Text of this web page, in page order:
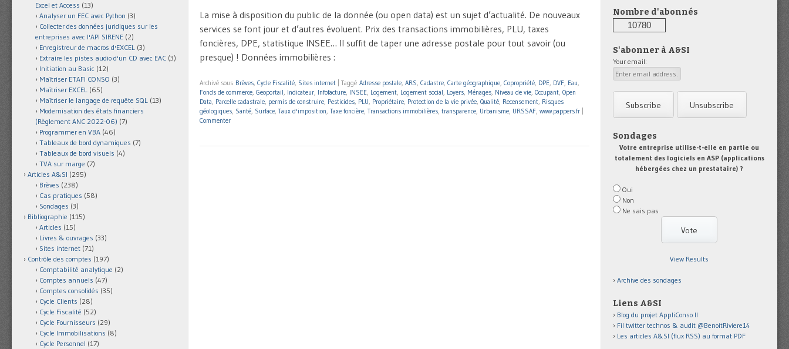
La mise à disposition du public de la donnée (ou open data) est un sujet d’actualité. De nouveaux
services se font jour et d’autres évoluent. Prix des transactions immobilières, PLU, taxes
foncières, DPE, statistique INSEE… Il suffit de taper une adresse postale pour tout savoir (ou
presque) ! Données immobilières :
Archivé sous Brèves, Cycle Fiscalité, Sites internet Taggé Adresse postale, ARS, Cadastre, Carte géographique, Copropriété, DPE, DVF, Eau,
Fonds de commerce, Geoportail, Indicateur, Infofacture, INSEE, Logement, Logement social, Loyers, Ménages, Niveau de vie, Occupant, Open
Data, Parcelle cadastrale, permis de construire, Pesticides, PLU, Propriétaire, Protection de la vie privée, Qualité, Recensement, Risques
géologiques, Santé, Surface, Taux d'imposition, Taxe foncière, Transactions immobilières, transparence, Urbanisme, URSSAF, www.pappers.fr
Commenter
Excel et Access (13)
Analyser un FEC avec Python (3)
Collecter des données juridiques sur les
entreprises avec l'API SIRENE (2)
Enregistreur de macros d'EXCEL (3)
Extraire les pistes audio d'un CD avec EAC (3)
Initiation au Basic (12)
Maîtriser ETAFI CONSO (3)
Maîtriser EXCEL (65)
Maîtriser le langage de requête SQL (13)
Modernisation des états financiers
(Règlement ANC 2022-06) (7)
Programmer en VBA (46)
Tableaux de bord dynamiques (7)
Tableaux de bord visuels (4)
TVA sur marge (7)
Articles A&SI (295)
Brèves (238)
Cas pratiques (58)
Sondages (3)
Bibliographie (115)
Articles (15)
Livres & ouvrages (33)
Sites internet (71)
Contrôle des comptes (197)
Comptabilité analytique (2)
Comptes annuels (47)
Comptes consolidés (35)
Cycle Clients (28)
Cycle Fiscalité (52)
Cycle Fournisseurs (29)
Cycle Immobilisations (8)
Cycle Personnel (17)
Nombre d'abonnés
10780
S'abonner à A&SI
Your email:
Sondages
Votre entreprise utilise-t-elle en partie ou
totalement des logiciels en ASP (applications
hébergées chez un prestataire) ?
Oui
Non
Ne sais pas
View Results
Archive des sondages
Liens A&SI
Blog du projet AppliConso II
Fil twitter technos & audit @BenoitRiviere14
Les articles A&SI (flux RSS) au format PDF